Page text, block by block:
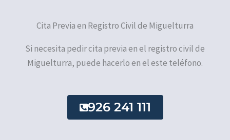
Cita Previa en Registro Civil de Miguelturra
Si necesita pedir cita previa en el registro civil de
Miguelturra, puede hacerlo en el este teléfono.
926 241 111